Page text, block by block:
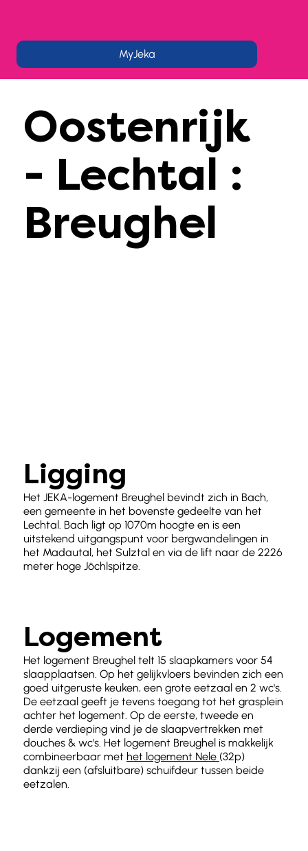
MyJeka
Oostenrijk
- Lechtal :
Breughel
Ligging
Het JEKA-logement Breughel bevindt zich in Bach,
een gemeente in het bovenste gedeelte van het
Lechtal. Bach ligt op 1070m hoogte en is een
uitstekend uitgangspunt voor bergwandelingen in
het Madautal, het Sulztal en via de lift naar de 2226
meter hogeJöchlspitze.
Logement
Het logement Breughel telt 15 slaapkamers voor 54
slaapplaatsen. Op het gelijkvloers bevinden zich een
goed uitgeruste keuken, een grote eetzaal en 2 wc's.
De eetzaal geeft je tevens toegang tot het grasplein
achter het logement. Op de eerste, tweede en
derde verdieping vind je de slaapvertrekken met
douches & wc's. Het logement Breughel is makkelijk
combineerbaar met het logement Nele (32p)
dankzij een (afsluitbare) schuifdeur tussen beide
eetzalen.